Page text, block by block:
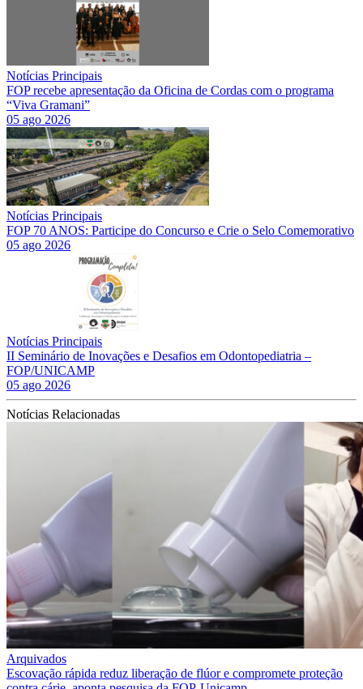
Notícias Principais
FOP recebe apresentação da Oficina de Cordas com o programa
“Viva Gramani”
05 ago 2026
Notícias Principais
FOP 70 ANOS: Participe do Concurso e Crie o Selo Comemorativo
05 ago 2026
Notícias Principais
II Seminário de Inovações e Desafios em Odontopediatria –
FOP/UNICAMP
05 ago 2026
Notícias Relacionadas
Arquivados
Escovação rápida reduz liberação de flúor e compromete proteção